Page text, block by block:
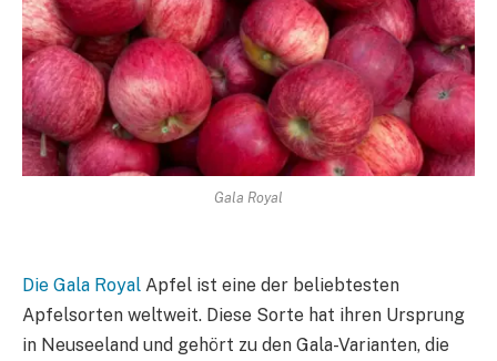
Gala Royal
Die Gala Royal Apfel ist eine der beliebtesten
Apfelsorten weltweit. Diese Sorte hat ihren Ursprung
in Neuseeland und gehört zu den Gala-Varianten, die